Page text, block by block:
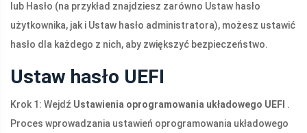
lub Hasło (na przykład znajdziesz zarówno Ustaw hasło
użytkownika, jak i Ustaw hasło administratora), możesz ustawić
hasło dla każdego z nich, aby zwiększyć bezpieczeństwo.
Ustaw hasło UEFI
Krok 1: Wejdź Ustawienia oprogramowania układowego UEFI .
Proces wprowadzania ustawień oprogramowania układowego